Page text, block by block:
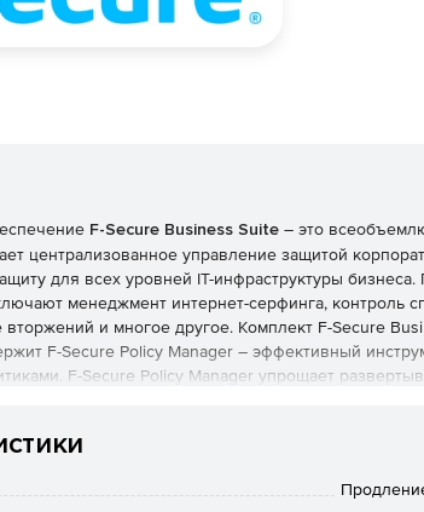
F-Secure Business Suite – это
централизованное управление защитой
для всех уровней IT-инфраструктуры
менеджмент интернет-серфинга, контроль
и многое другое. Комплект F-Secure
F-Secure Policy Manager – эффективный
F-Secure Policy Manager упрощает
вычислений.